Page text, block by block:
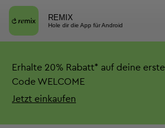
REMIX
Hole dir die App für Android
Erhalte 20% Rabatt* auf deine
Code WELCOME
Jetzt einkaufen